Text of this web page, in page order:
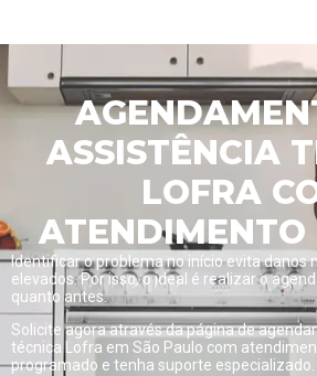
ASSISTÊNCIA
LOFRA
ATENDIMENTO
Identificar o problema no início evita danos
elevados. Por isso, o ideal é realizar o
quanto antes.
Solicite agora através da página de
técnica Lofra em São Paulo com
programado e tenha suporte especializado.